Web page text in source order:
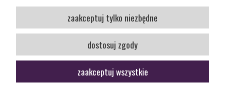
SOCIAL MEDIA
Śledź nas
pokaż pełną wersję strony
zaakceptuj tylko niezbędne
dostosuj zgody
zaakceptuj wszystkie